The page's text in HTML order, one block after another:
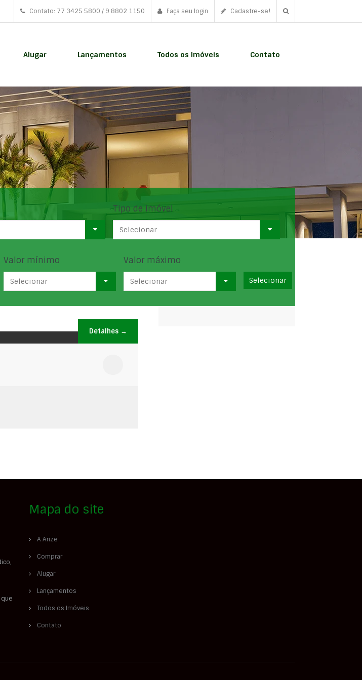
Contato: 77 3425 5800 / 9 8802 1150 Faça seu login Cadastre-se!
Alugar Lançamentos Todos os Imóveis Contato
Tipo de imóvel
Selecionar
Valor mínimo
Selecionar
Valor máximo
Selecionar
Detalhes →
Mapa do site
A Arize
Comprar
Alugar
Lançamentos
Todos os Imóveis
Contato